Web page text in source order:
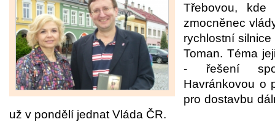
Třebovou,
zmocněnec
rychlostní
Toman. Téma
- řešení
Havránkovou o
pro dostavbu
už v pondělí jednat Vláda ČR.